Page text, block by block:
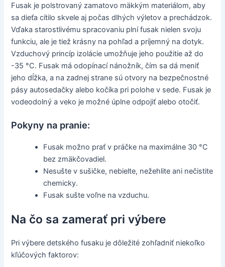
Fusak je polstrovaný zamatovo mäkkým materiálom, aby
sa dieťa cítilo skvele aj počas dlhých výletov a prechádzok.
Vďaka starostlivému spracovaniu plní fusak nielen svoju
funkciu, ale je tiež krásny na pohľad a príjemný na dotyk.
Vzduchový princíp izolácie umožňuje jeho použitie až do
-35 °C. Fusak má odopínací nánožník, čím sa dá meniť
jeho dĺžka, a na zadnej strane sú otvory na bezpečnostné
pásy autosedačky alebo kočíka pri polohe v sede. Fusak je
vodeodolný a veko je možné úplne odpojiť alebo otočiť.
Pokyny na pranie:
Fusak možno prať v práčke na maximálne 30 °C
bez zmäkčovadiel.
Nesušte v sušičke, nebielte, nežehlite ani nečistite
chemicky.
Fusak sušte voľne na vzduchu.
Na čo sa zamerať pri výbere
Pri výbere detského fusaku je dôležité zohľadniť niekoľko
kľúčových faktorov: